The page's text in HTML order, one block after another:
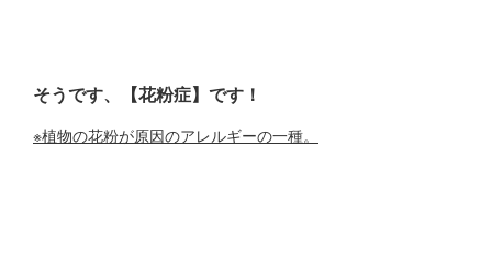
そうです、 【花粉症】 です！
※植物の花粉が原因のアレルギーの一種。